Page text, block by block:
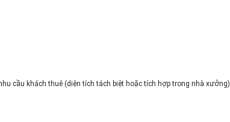
cầu khách thuê (diện tích tách biệt hoặc tích hợp trong nhà xưởng)